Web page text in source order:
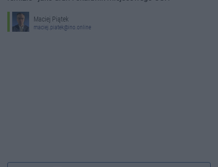
Maciej Piątek
maciej.piatek@ino.online